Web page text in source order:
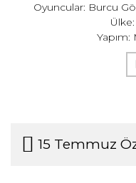
Oyuncular: Burcu
15 Temmuz